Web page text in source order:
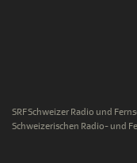
SRF Schweizer Radio und
Schweizerischen Radio- und